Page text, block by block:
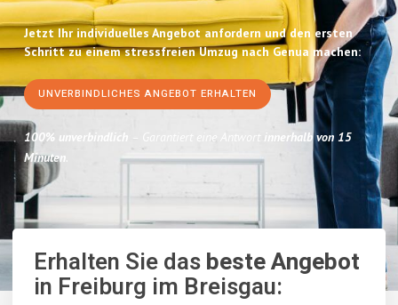
Jetzt Ihr individuelles Angebot anfordern und den ersten
Schritt zu einem stressfreien Umzug nach Genua machen:
UNVERBINDLICHES ANGEBOT ERHALTEN
100% unverbindlich – Garantiert eine Antwort innerhalb von 15
Minuten.
Erhalten Sie dasbeste Angebot
in Freiburg im Breisgau: